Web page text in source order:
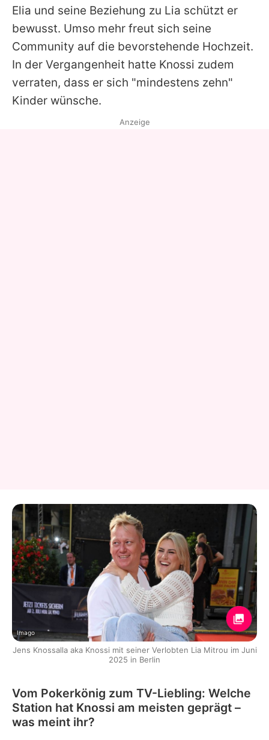
Elia und seine Beziehung zu Lia schützt er
bewusst. Umso mehr freut sich seine
Community auf die bevorstehende Hochzeit.
In der Vergangenheit hatte Knossi zudem
verraten, dass er sich "mindestens zehn"
Kinder wünsche.
Anzeige
Imago
Jens Knossalla aka Knossi mit seiner Verlobten Lia Mitrou im Juni
2025 in Berlin
Vom Pokerkönig zum TV-Liebling: Welche
Station hat Knossi am meisten geprägt –
was meint ihr?